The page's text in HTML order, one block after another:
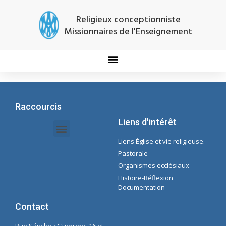
Religieux conceptionniste
Missionnaires de l'Enseignement
Raccourcis
Liens d'intérêt
Liens Église et vie religieuse.
Pastorale
Organismes ecclésiaux
Histoire-Réflexion
Documentation
Contact